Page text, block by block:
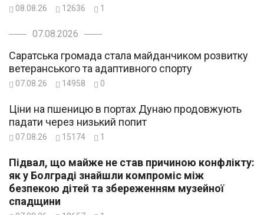
08.08.26 12636 1
07.08.2026
Саратська громада стала майданчиком розвитку
ветеранського та адаптивного спорту
07.08.26 14958 0
Ціни на пшеницю в портах Дунаю продовжують
падати через низький попит
07.08.26 15174 1
Підвал, що майже не став причиною конфлікту:
як у Болграді знайшли компроміс між
безпекою дітей та збереженням музейної
спадщини